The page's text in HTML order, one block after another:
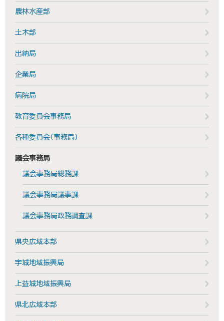
農林水産部
土木部
出納局
企業局
病院局
教育委員会事務局
各種委員会（事務局）
議会事務局
議会事務局総務課
議会事務局議事課
議会事務局政務調査課
県央広域本部
宇城地域振興局
上益城地域振興局
県北広域本部